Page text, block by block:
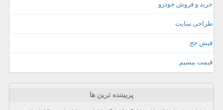
خرید و فروش خودرو
طراحی سایت
فیش حج
قیمت بیسیم
پربیننده ترین ها